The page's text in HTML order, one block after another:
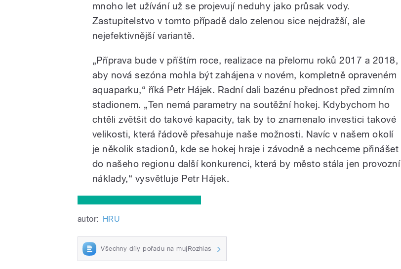
mnoho let užívání už se projevují neduhy jako průsak vody.
Zastupitelstvo v tomto případě dalo zelenou sice nejdražší, ale
nejefektivnější variantě.
„Příprava bude v příštím roce, realizace na přelomu roků 2017 a 2018,
aby nová sezóna mohla být zahájena v novém, kompletně opraveném
aquaparku,“ říká Petr Hájek. Radní dali bazénu přednost před zimním
stadionem. „Ten nemá parametry na soutěžní hokej. Kdybychom ho
chtěli zvětšit do takové kapacity, tak by to znamenalo investici takové
velikosti, která řádově přesahuje naše možnosti. Navíc v našem okolí
je několik stadionů, kde se hokej hraje i závodně a nechceme přinášet
do našeho regionu další konkurenci, která by město stála jen provozní
náklady,“ vysvětluje Petr Hájek.
autor: HRU
Všechny díly pořadu na mujRozhlas